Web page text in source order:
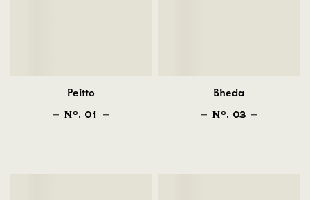
Peitto
NO . 01
Bheda
NO . 03